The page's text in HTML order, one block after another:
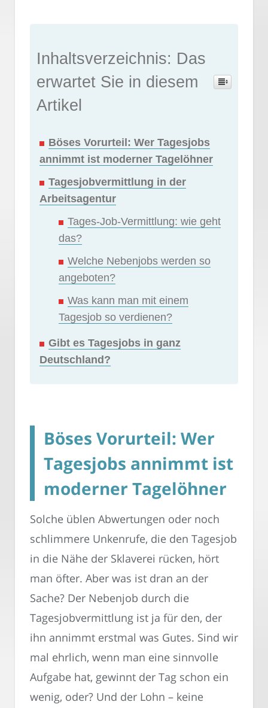
Inhaltsverzeichnis: Das
erwartet Sie in diesem
Artikel
Böses Vorurteil: Wer Tagesjobs
annimmt ist moderner Tagelöhner
Tagesjobvermittlung in der
Arbeitsagentur
Tages-Job-Vermittlung: wie geht
das?
Welche Nebenjobs werden so
angeboten?
Was kann man mit einem
Tagesjob so verdienen?
Gibt es Tagesjobs in ganz
Deutschland?
Böses Vorurteil: Wer
Tagesjobs annimmt ist
moderner Tagelöhner
Solche üblen Abwertungen oder noch
schlimmere Unkenrufe, die den Tagesjob
in die Nähe der Sklaverei rücken, hört
man öfter. Aber was ist dran an der
Sache? Der Nebenjob durch die
Tagesjobvermittlung ist ja für den, der
ihn annimmt erstmal was Gutes. Sind wir
mal ehrlich, wenn man eine sinnvolle
Aufgabe hat, gewinnt der Tag schon ein
wenig, oder? Und der Lohn – keine